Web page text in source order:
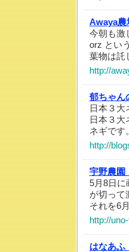
Awaya
今朝も激
orz とい
葉物は託
http://
郁ちゃん
日本３大
日本３大
ネギです。
http://
宇野農
5月8日に
が切っ
それを6
http://
はなあ